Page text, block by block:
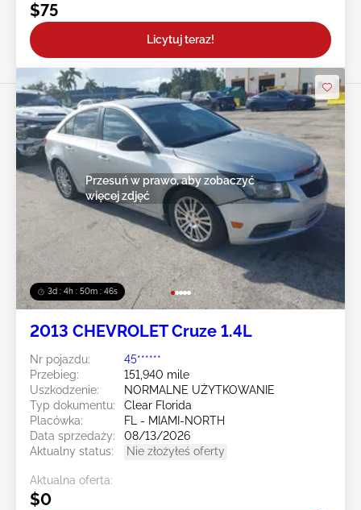
$75
Licytuj teraz!
3d : 4h : 50m : 43s
Przesuń w prawo, aby zobaczyć
więcej zdjęć
2013 CHEVROLET Cruze 1.4L
Nr pojazdu:
45******
Przebieg:
151,940 mile
Uszkodzenie:
NORMALNE UŻYTKOWANIE
Typ dokumentu:
Clear Florida
Placówka:
FL - MIAMI-NORTH
Data sprzedaży:
08/13/2026
Aktualny status:
Nie złożyłeś oferty
Aktualna oferta:
$0